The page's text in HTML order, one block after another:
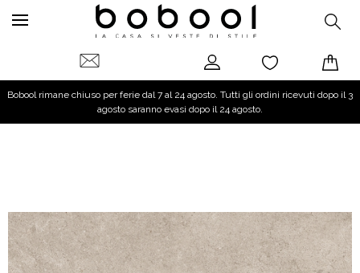
Bobool rimane chiuso per ferie dal 7 al 24 agosto. Tutti gli ordini ricevuti dopo il 3
agosto saranno evasi dopo il 24 agosto.